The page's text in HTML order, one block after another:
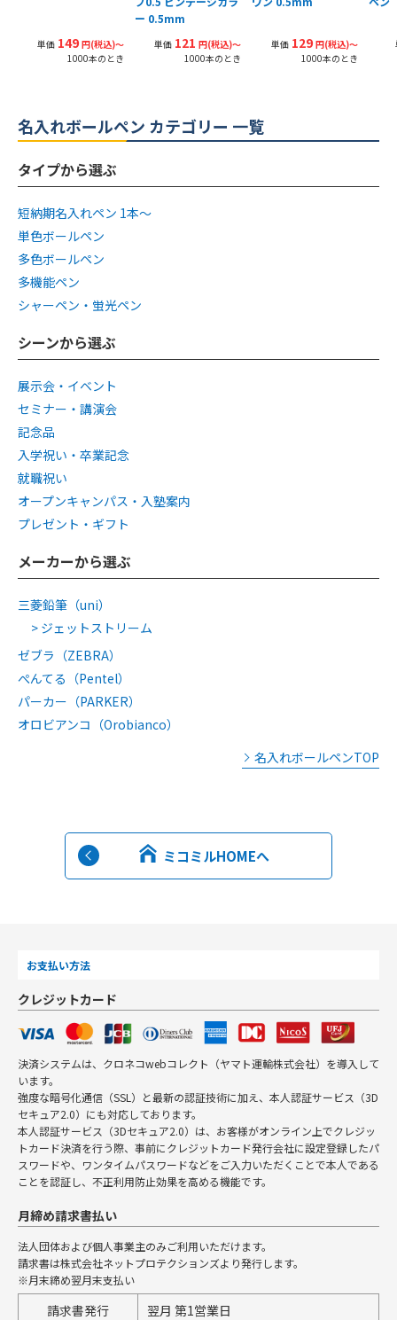
単価 149 円(税込)〜
1000本のとき
ー 0.5mm
単価 121 円(税込)〜
1000本のとき
単価 129 円(税込)〜
1000本のとき
名入れボールペン カテゴリー 一覧
タイプから選ぶ
短納期名入れペン 1本〜
単色ボールペン
多色ボールペン
多機能ペン
シャーペン・蛍光ペン
シーンから選ぶ
展示会・イベント
セミナー・講演会
記念品
入学祝い・卒業記念
就職祝い
オープンキャンパス・入塾案内
プレゼント・ギフト
メーカーから選ぶ
三菱鉛筆（uni）
ジェットストリーム
ゼブラ（ZEBRA）
ぺんてる（Pentel）
パーカー（PARKER）
オロビアンコ（Orobianco）
名入れボールペンTOP
ミコミルHOMEへ
お支払い方法
クレジットカード
決済システムは、クロネコwebコレクト（ヤマト運輸株式会社）を導入して
います。
強度な暗号化通信（SSL）と最新の認証技術に加え、本人認証サービス（3D
セキュア2.0）にも対応しております。
本人認証サービス（3Dセキュア2.0）は、お客様がオンライン上でクレジッ
トカード決済を行う際、事前にクレジットカード発行会社に設定登録したパ
スワードや、ワンタイムパスワードなどをご入力いただくことで本人である
ことを認証し、不正利用防止効果を高める機能です。
月締め請求書払い
法人団体および個人事業主のみご利用いただけます。
請求書は株式会社ネットプロテクションズより発行します。
※月末締め翌月末支払い
請求書発行
翌月 第1営業日